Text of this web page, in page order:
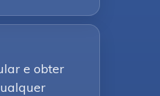
e obter